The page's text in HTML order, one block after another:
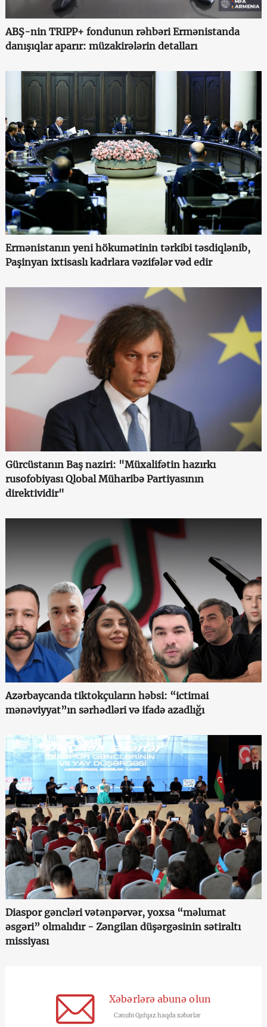
ABŞ-nin TRIPP+ fondunun rəhbəri Ermənistanda
danışıqlar aparır: müzakirələrin detalları
Ermənistanın yeni hökumətinin tərkibi təsdiqlənib,
Paşinyan ixtisaslı kadrlara vəzifələr vəd edir
Gürcüstanın Baş naziri: "Müxalifətin hazırkı
rusofobiyası Qlobal Müharibə Partiyasının
direktividir"
Azərbaycanda tiktokçuların həbsi: “ictimai
mənəviyyat”ın sərhədləri və ifadə azadlığı
Diaspor gəncləri vətənpərvər, yoxsa “məlumat
əsgəri” olmalıdır - Zəngilan düşərgəsinin sətiraltı
missiyası
Xəbərlərə abunə olun
Cənubi Qafqaz haqda xəbərlər